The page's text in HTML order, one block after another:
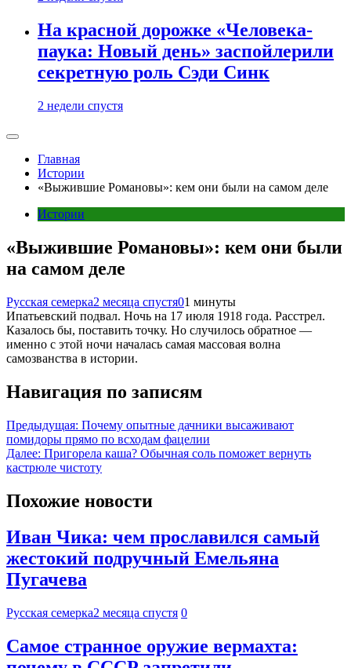
На красной дорожке «Человека-
паука: Новый день» заспойлерили
секретную роль Сэди Синк
2 недели спустя
Главная
Истории
«Выжившие Романовы»: кем они были на самом деле
Истории
«Выжившие Романовы»: кем они были
на самом деле
Русская семерка2 месяца спустя01 минуты
Ипатьевский подвал. Ночь на 17 июля 1918 года. Расстрел.
Казалось бы, поставить точку. Но случилось обратное —
именно с этой ночи началась самая массовая волна
самозванства в истории.
Навигация по записям
Предыдущая: Почему опытные дачники высаживают
помидоры прямо по всходам фацелии
Далее: Пригорела каша? Обычная соль поможет вернуть
кастрюле чистоту
Похожие новости
Иван Чика: чем прославился самый
жестокий подручный Емельяна
Пугачева
Русская семерка2 месяца спустя 0
Самое странное оружие вермахта: